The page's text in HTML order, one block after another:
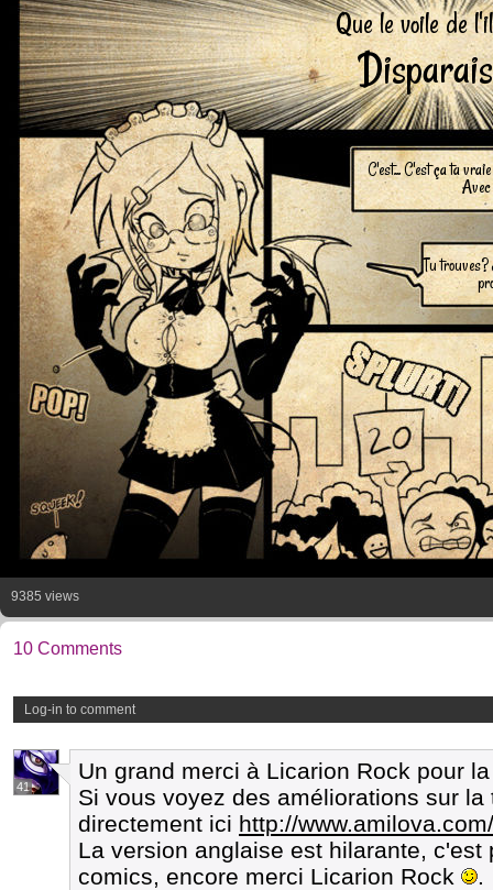
C'est... C'est ça ta
Tu
Que le voile de
9385 views
10 Comments
Log-in to comment
41
Un grand merci à Licarion Rock pour
Si vous voyez des améliorations sur
directement ici http://
La version anglaise est hilarante,
comics, encore merci Licarion Rock
.